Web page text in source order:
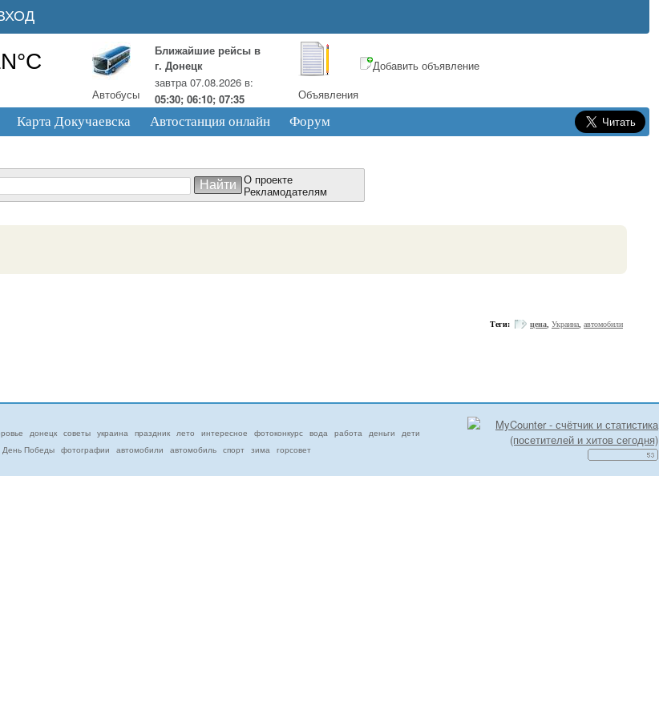
Автобусы
Ближайшие рейсы в
г. Донецк
завтра 07.08.2026 в:
05:30; 06:10; 07:35
Объявления
Добавить объявление
Карта Докучаевска Автостанция онлайн Форум
О проекте
Рекламодателям
Теги: цена Украина автомобили
донецк советы украина праздник лето интересное фотоконкурс вода работа деньги
дети
День Победы фотографии автомобили автомобиль спорт зима горсовет